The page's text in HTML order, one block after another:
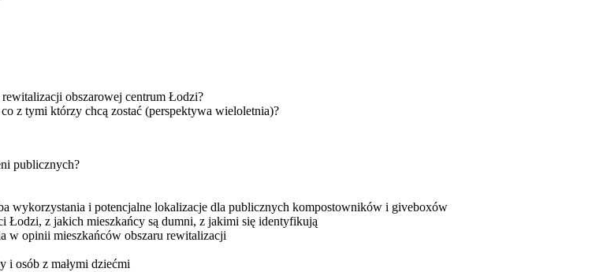
obszarowej centrum Łodzi?
z tymi którzy chcą zostać (perspektywa wieloletnia)?
publicznych?
wykorzystania i potencjalne lokalizacje dla publicznych kompostowników i giveboxów
Łodzi, z jakich mieszkańcy są dumni, z jakimi się identyfikują
w opinii mieszkańców obszaru rewitalizacji
i osób z małymi dziećmi